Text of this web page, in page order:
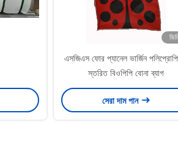
এসজিএস ফোর প্যানেল ভার্জিন
স্তরিত বিওপিপি বোনা ব্যাগ
সেরা দাম পান